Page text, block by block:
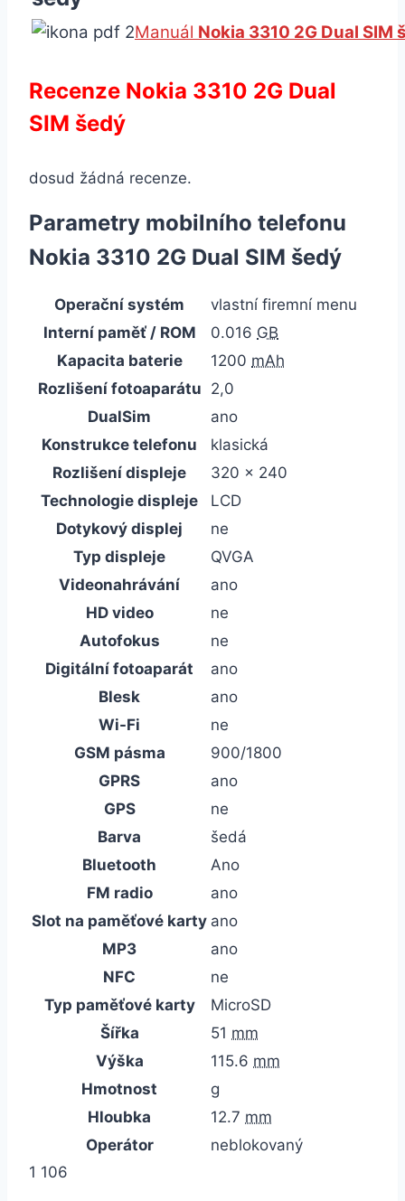
Manuál Nokia 3310 2G Dual SIM
Recenze Nokia 3310 2G Dual
SIM šedý
dosud žádná recenze.
Parametry mobilního telefonu
Nokia 3310 2G Dual SIM šedý
Operační systém
vlastní firemní menu
Interní paměť / ROM
0.016 GB
Kapacita baterie
1200 mAh
Rozlišení fotoaparátu 2,0
DualSim
ano
Konstrukce telefonu
klasická
Rozlišení displeje
320 x 240
Technologie displeje
LCD
Dotykový displej
ne
Typ displeje
QVGA
Videonahrávání
ano
HD video
ne
Autofokus
ne
Digitální fotoaparát
ano
Blesk
ano
Wi-Fi
ne
GSM pásma
900/1800
GPRS
ano
GPS
ne
Barva
šedá
Bluetooth
Ano
FM radio
ano
Slot na paměťové karty ano
MP3
ano
NFC
ne
Typ paměťové karty
MicroSD
Šířka
51 mm
Výška
115.6 mm
Hmotnost
g
Hloubka
12.7 mm
Operátor
neblokovaný
1 106